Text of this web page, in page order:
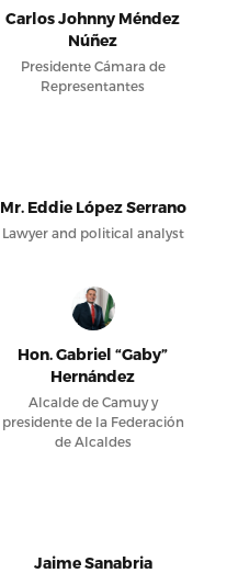
Carlos Johnny Méndez
Núñez
Presidente Cámara de
Representantes
Mr. Eddie López Serrano
Lawyer and political analyst
Hon. Gabriel “Gaby”
Hernández
Alcalde de Camuy y
presidente de la Federación
de Alcaldes
Jaime Sanabria